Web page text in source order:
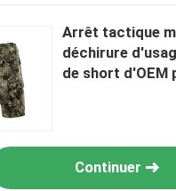
Arrêt tactique
déchirure
de short d'OEM
Continuer